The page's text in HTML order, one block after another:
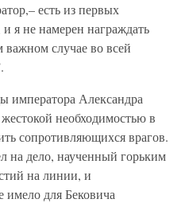
есть из первых
я не намерен награждать
важном случае во всей
императора Александра
жестокой необходимостью в
сопротивляющихся врагов.
на дело, наученный горьким
на линии, и
имело для Бековича